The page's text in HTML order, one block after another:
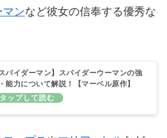
マンなど彼女の信奉する優秀な
スパイダーマン】スパイダーウーマンの強
能力について解説！【マーベル原作】